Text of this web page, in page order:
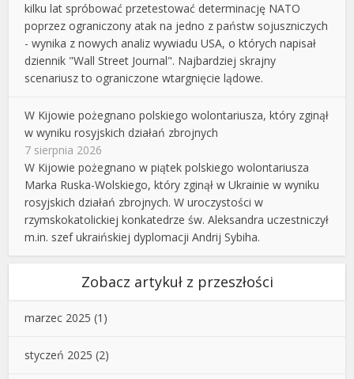
kilku lat spróbować przetestować determinację NATO
poprzez ograniczony atak na jedno z państw sojuszniczych
- wynika z nowych analiz wywiadu USA, o których napisał
dziennik "Wall Street Journal". Najbardziej skrajny
scenariusz to ograniczone wtargnięcie lądowe.
W Kijowie pożegnano polskiego wolontariusza, który zginął
w wyniku rosyjskich działań zbrojnych
7 sierpnia 2026
W Kijowie pożegnano w piątek polskiego wolontariusza
Marka Ruska-Wolskiego, który zginął w Ukrainie w wyniku
rosyjskich działań zbrojnych. W uroczystości w
rzymskokatolickiej konkatedrze św. Aleksandra uczestniczył
m.in. szef ukraińskiej dyplomacji Andrij Sybiha.
Zobacz artykuł z przeszłości
marzec 2025 (1)
styczeń 2025 (2)